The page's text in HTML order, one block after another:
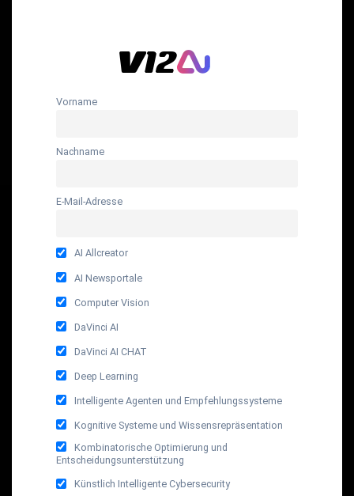
Vorname
Nachname
E-Mail-Adresse
AI Allcreator
AI Newsportale
Computer Vision
DaVinci AI
DaVinci AI CHAT
Deep Learning
Intelligente Agenten und Empfehlungssysteme
Kognitive Systeme und Wissensrepräsentation
Kombinatorische Optimierung und
Entscheidungsunterstützung
Künstlich Intelligente Cybersecurity